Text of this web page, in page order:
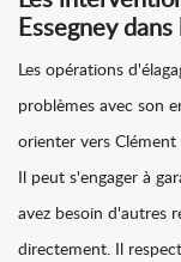
Essegney
Les opérations
problèmes avec son
orienter vers Clément
Il peut s'engager à
avez besoin d'autres
directement. Il